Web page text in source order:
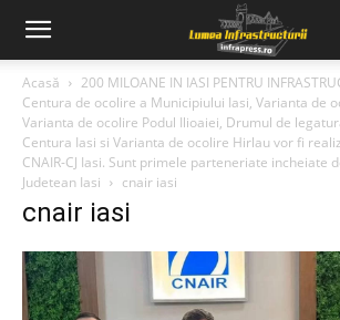
Acasă
200 MILOANE IN IASI PENTRU
Centura de ocolire a Municipiului Iasi, Varianta de
Varianta de ocolire Podul Ilioaiei, Drumul de
Centura Iasi si Varianta de ocolire Hirlau vor fi
CNAIR-CJ Iasi. Sunt primele parteneriate incheiate
Judetean Iasi
cnair iasi
cnair iasi